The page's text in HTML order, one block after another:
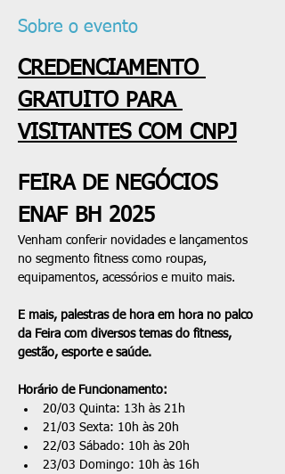
Sobre o evento
CREDENCIAMENTO
GRATUITO PARA
VISITANTES COM CNPJ
FEIRA DE NEGÓCIOS
ENAF BH 2025
Venham conferir novidades e lançamentos
no segmento fitness como roupas,
equipamentos, acessórios e muito mais.
E mais, palestras de hora em hora no palco
da Feira com diversos temas do fitness,
gestão, esporte e saúde.
​Horário de Funcionamento:
20/03 Quinta: 13h às 21h
21/03 Sexta: 10h às 20h
22/03 Sábado: 10h às 20h
23/03 Domingo: 10h às 16h